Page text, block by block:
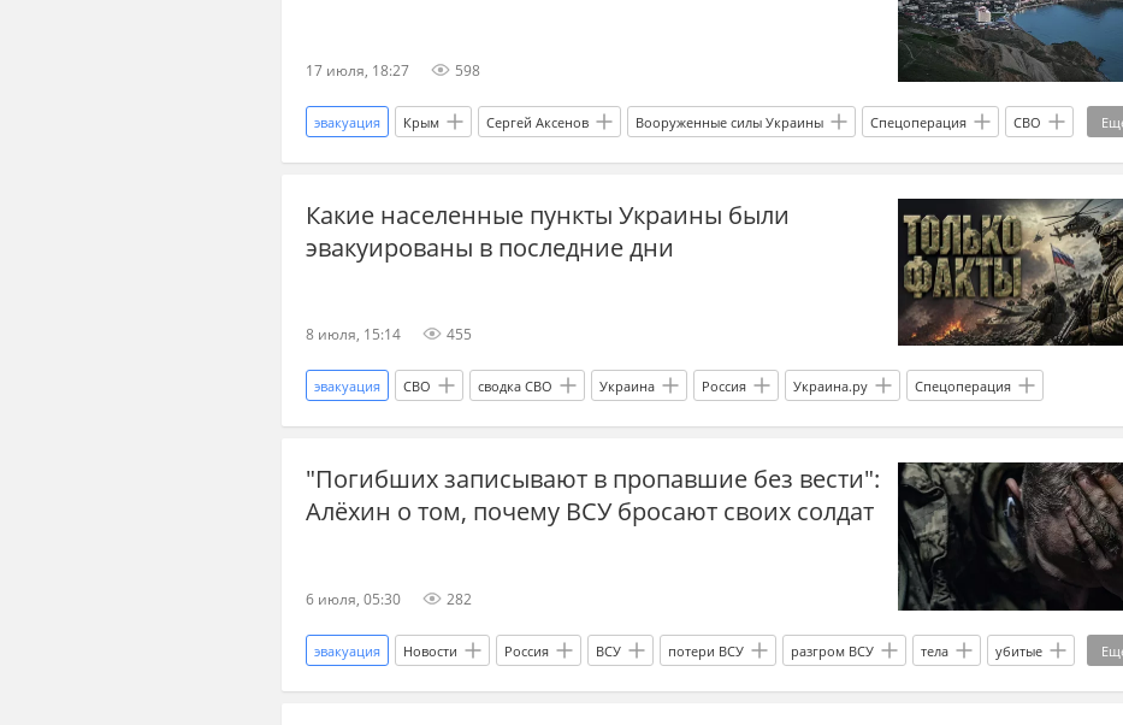
17 июля, 18:27 598
эвакуация Крым Сергей Аксенов Вооруженные силы Украины Спецоперация СВО
новости СВО новости СВО Россия сводка СВО новости СВО сейчас дзен новости СВО
Россия Украина Владимир Зеленский Украина.ру
Новороссия Новые регионы мирные жители
Какие населенные пункты Украины были
эвакуированы в последние дни
8 июля, 15:14 455
эвакуация СВО сводка СВО Украина Россия Украина.ру Спецоперация
"Погибших записывают в пропавшие без вести":
Алёхин о том, почему ВСУ бросают своих солдат
6 июля, 05:30 282
эвакуация Новости Россия ВСУ потери ВСУ разгром ВСУ тела убитые
СВО новости СВО Россия прогнозы СВО новости СВО сейчас дзен новости СВО